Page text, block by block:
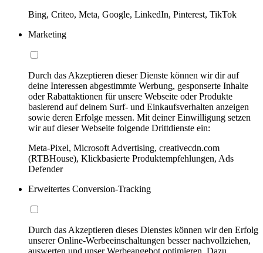
Bing, Criteo, Meta, Google, LinkedIn, Pinterest, TikTok
Marketing
Durch das Akzeptieren dieser Dienste können wir dir auf
deine Interessen abgestimmte Werbung, gesponserte Inhalte
oder Rabattaktionen für unsere Webseite oder Produkte
basierend auf deinem Surf- und Einkaufsverhalten anzeigen
sowie deren Erfolge messen. Mit deiner Einwilligung setzen
wir auf dieser Webseite folgende Drittdienste ein:
Meta-Pixel, Microsoft Advertising, creativecdn.com
(RTBHouse), Klickbasierte Produktempfehlungen, Ads
Defender
Erweitertes Conversion-Tracking
Durch das Akzeptieren dieses Dienstes können wir den Erfolg
unserer Online-Werbeeinschaltungen besser nachvollziehen,
auswerten und unser Werbeangebot optimieren. Dazu